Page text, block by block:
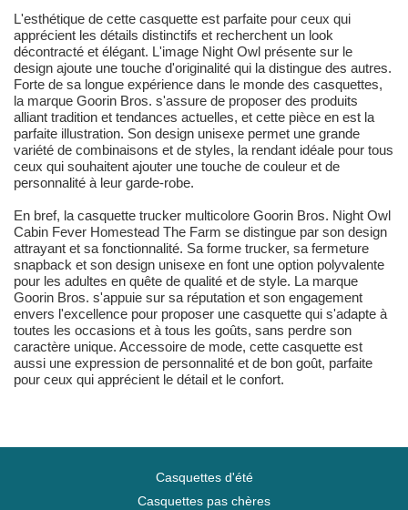
L'esthétique de cette casquette est parfaite pour ceux qui
apprécient les détails distinctifs et recherchent un look
décontracté et élégant. L'image Night Owl présente sur le
design ajoute une touche d'originalité qui la distingue des autres.
Forte de sa longue expérience dans le monde des casquettes,
la marque Goorin Bros. s'assure de proposer des produits
alliant tradition et tendances actuelles, et cette pièce en est la
parfaite illustration. Son design unisexe permet une grande
variété de combinaisons et de styles, la rendant idéale pour tous
ceux qui souhaitent ajouter une touche de couleur et de
personnalité à leur garde-robe.
En bref, la casquette trucker multicolore Goorin Bros. Night Owl
Cabin Fever Homestead The Farm se distingue par son design
attrayant et sa fonctionnalité. Sa forme trucker, sa fermeture
snapback et son design unisexe en font une option polyvalente
pour les adultes en quête de qualité et de style. La marque
Goorin Bros. s'appuie sur sa réputation et son engagement
envers l'excellence pour proposer une casquette qui s'adapte à
toutes les occasions et à tous les goûts, sans perdre son
caractère unique. Accessoire de mode, cette casquette est
aussi une expression de personnalité et de bon goût, parfaite
pour ceux qui apprécient le détail et le confort.
Casquettes d'été
Casquettes pas chères